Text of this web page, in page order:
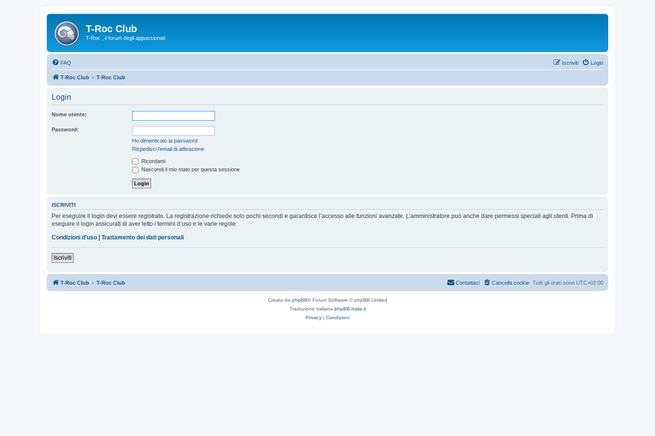
T-Roc Club
T-Roc , il forum degli appassionati
FAQ Login
Iscriviti
T-Roc Club T-Roc Club
Login
Nome utente:
Password:
Ho dimenticato la password
Rispedisci l’email di attivazione
Ricordami
Nascondi il mio stato per questa sessione
ISCRIVITI
Per eseguire il login devi essere registrato. La registrazione richiede solo pochi secondi e garantisce l’accesso alle funzioni avanzate. L’amministratore può anche dare permessi speciali agli utenti. Prima di
eseguire il login assicurati di aver letto i termini d’uso e le varie regole.
Condizioni d’uso
Trattamento dei dati personali
Iscriviti
T-Roc Club T-Roc Club Tutti gli orari sono UTC+02:00
Cancella cookie
Contattaci
Creato da phpBB® Forum Software © phpBB Limited
Traduzione Italiana phpBB-Italia.it
Privacy | Condizioni